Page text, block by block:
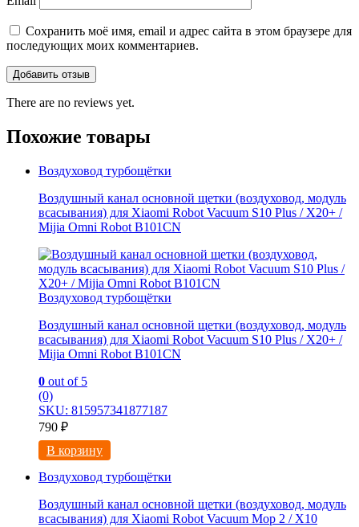
Сохранить моё имя, email и адрес сайта в этом браузере для
последующих моих комментариев.
There are no reviews yet.
Похожие товары
Воздуховод турбощётки
Воздушный канал основной щетки (воздуховод, модуль
всасывания) для Xiaomi Robot Vacuum S10 Plus / X20+ /
Mijia Omni Robot B101CN
Воздуховод турбощётки
Воздушный канал основной щетки (воздуховод, модуль
всасывания) для Xiaomi Robot Vacuum S10 Plus / X20+ /
Mijia Omni Robot B101CN
0 out of 5
(0)
SKU: 815957341877187
790 ₽
В корзину
Воздуховод турбощётки
Воздушный канал основной щетки (воздуховод, модуль
всасывания) для Xiaomi Robot Vacuum Mop 2 / X10